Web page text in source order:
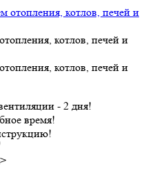
котлов, печей и
котлов, печей и
- 2 дня!
время!